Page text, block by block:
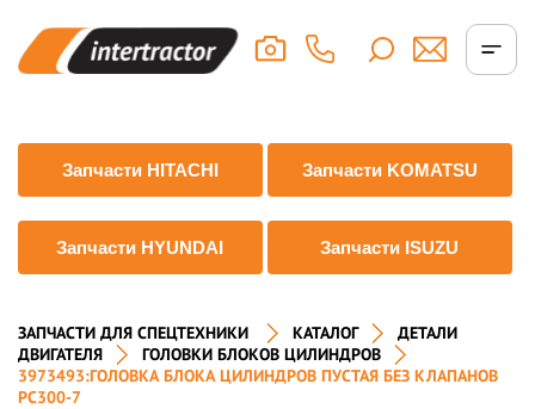
Запчасти HITACHI Запчасти KOMATSU
Запчасти HYUNDAI Запчасти ISUZU
ЗАПЧАСТИ ДЛЯ СПЕЦТЕХНИКИ КАТАЛОГ
ДЕТАЛИ
ДВИГАТЕЛЯ
ГОЛОВКИ БЛОКОВ ЦИЛИНДРОВ
3973493:ГОЛОВКА БЛОКА ЦИЛИНДРОВ ПУСТАЯ БЕЗ КЛАПАНОВ
PC300-7